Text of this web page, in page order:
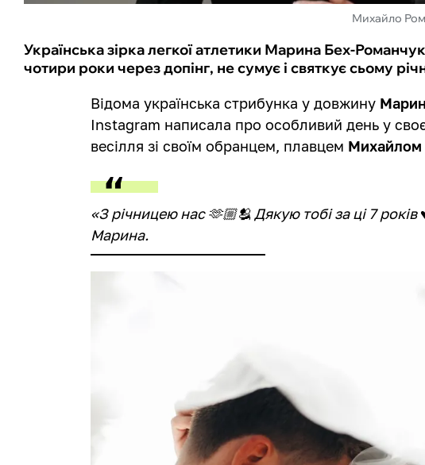
Михайло
Українська зірка легкої атлетики Марина Бех-
чотири роки через допінг, не сумує і святкує сьому
Відома українська стрибунка у довжину
Instagram написала про особливий день у
весілля зі своїм обранцем, плавцем Михайлом
«З річницею нас 🫶🏼🫂 Дякую тобі за ці 7
Марина.